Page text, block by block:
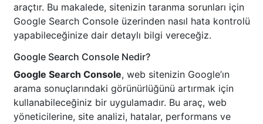
araçtır. Bu makalede, sitenizin taranma sorunları için
Google Search Console üzerinden nasıl hata kontrolü
yapabileceğinize dair detaylı bilgi vereceğiz.
Google Search Console Nedir?
Google Search Console, web sitenizin Google’ın
arama sonuçlarındaki görünürlüğünü artırmak için
kullanabileceğiniz bir uygulamadır. Bu araç, web
yöneticilerine, site analizi, hatalar, performans ve